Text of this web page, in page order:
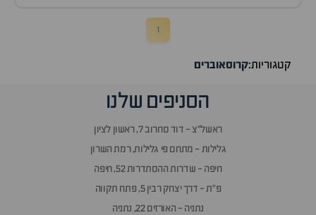
1
קטגוריות:קרוסאוברים
הסניפים שלנו
ראשל״צ - דוד סחרוב 7, ראשון לציון
גלילות - מתחם פי גלילות, רמת השרון
חיפה - שדרות ההסתדרות 52, חיפה
פ״ת - דרך יצחק רבין 5, פתח תקווה
נתניה - האורזים 22, נתניה